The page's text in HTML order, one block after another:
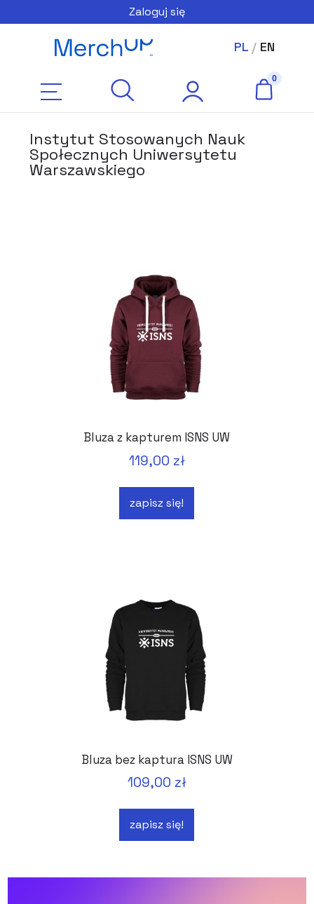
Zaloguj się
PL/ EN
Instytut Stosowanych Nauk
Społecznych Uniwersytetu
Warszawskiego
Bluza z kapturem ISNS UW
119,00 zł
zapisz się!
Bluza bez kaptura ISNS UW
109,00 zł
zapisz się!